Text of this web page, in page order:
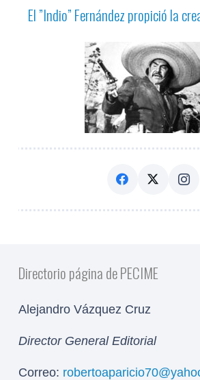
El ”Indio” Fernández propició la
Directorio página de PECIME
Alejandro Vázquez Cruz
Director General Editorial
Correo: